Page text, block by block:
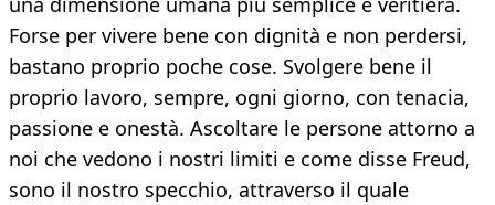
Forse per vivere bene con dignità e non perdersi,
bastano proprio poche cose. Svolgere bene il
proprio lavoro, sempre, ogni giorno, con tenacia,
passione e onestà. Ascoltare le persone attorno a
noi che vedono i nostri limiti e come disse Freud,
sono il nostro specchio, attraverso il quale